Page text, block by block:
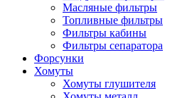
Масляные фильтры
Топливные фильтры
Фильтры кабины
Фильтры сепаратора
Форсунки
Хомуты
Хомуты глушителя